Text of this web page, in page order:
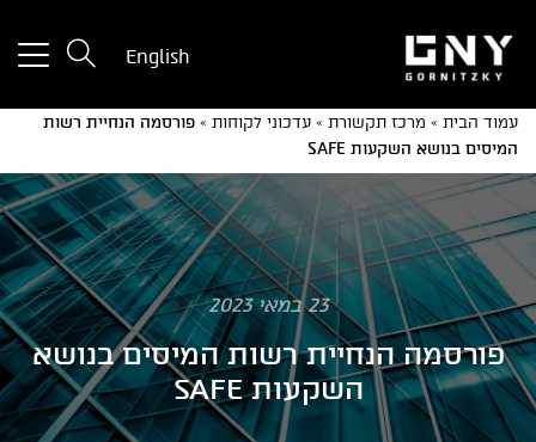
a
English
עמוד הבית » מרכז תקשורת » עדכוני לקוחות » פורסמה הנחיית רשות
המיסים בנושא השקעות SAFE
23 במאי 2023
פורסמה הנחיית רשות המיסים בנושא
השקעות SAFE